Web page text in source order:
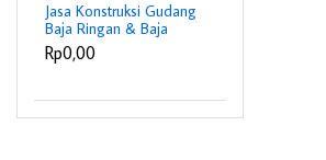
Jasa Konstruksi Gudang
Baja Ringan & Baja
Berat
Rp0,00